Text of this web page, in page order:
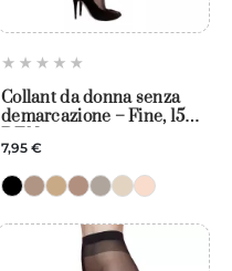
Collant da donna senza
demarcazione – Fine, 15
7,95 €